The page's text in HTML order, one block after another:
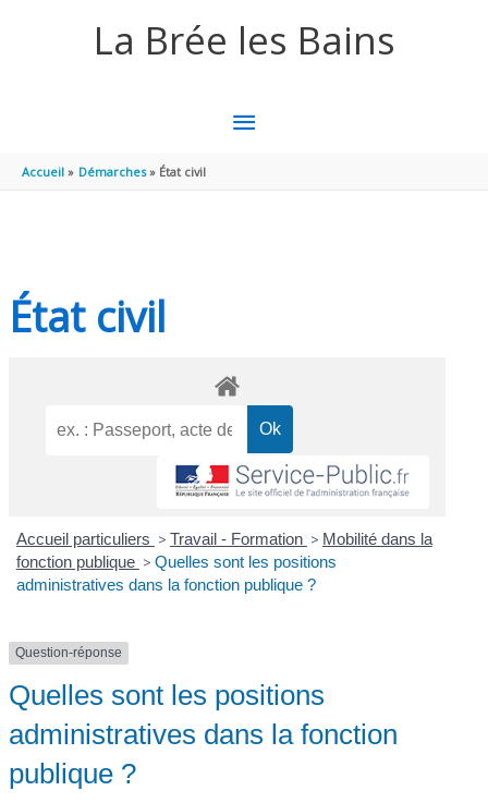
La Brée les Bains
MENU
Accueil Démarches État civil
État civil
Accueil particuliers > Travail - Formation > Mobilité dans la
fonction publique > Quelles sont les positions
administratives dans la fonction publique ?
Question-réponse
Quelles sont les positions
administratives dans la fonction
publique ?